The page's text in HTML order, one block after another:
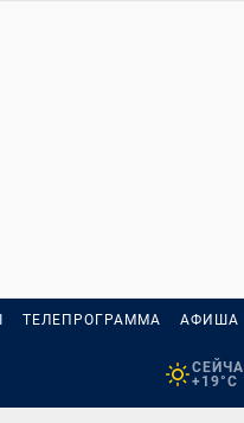
ТЕЛЕПРОГРАММА АФИША
+19°C